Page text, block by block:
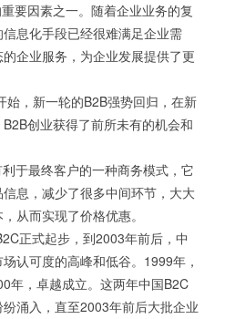
要因素之一。随着企业业务的复
息化手段已经很难满足企业需
企业服务，为企业发展提供了更
始，新一轮的B2B强势回归，在新
创业获得了前所未有的机会和
于最终客户的一种商务模式，它
息，减少了很多中间环节，大大
从而实现了价格优惠。
正式起步，到2003年前后，中
认可度的高峰和低谷。1999年，
年，卓越成立。这两年中国B2C
涌入，直至2003年前后大批企业